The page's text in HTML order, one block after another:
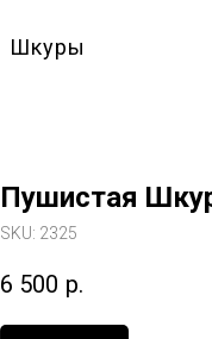
Шкуры
Пушистая
SKU: 2325
6 500 р.